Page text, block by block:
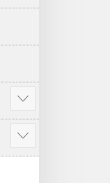
Više
Više